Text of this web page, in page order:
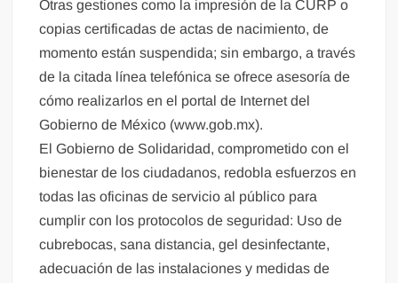
Otras gestiones como la impresión de la CURP o
copias certificadas de actas de nacimiento, de
momento están suspendida; sin embargo, a través
de la citada línea telefónica se ofrece asesoría de
cómo realizarlos en el portal de Internet del
Gobierno de México (www.gob.mx).
El Gobierno de Solidaridad, comprometido con el
bienestar de los ciudadanos, redobla esfuerzos en
todas las oficinas de servicio al público para
cumplir con los protocolos de seguridad: Uso de
cubrebocas, sana distancia, gel desinfectante,
adecuación de las instalaciones y medidas de